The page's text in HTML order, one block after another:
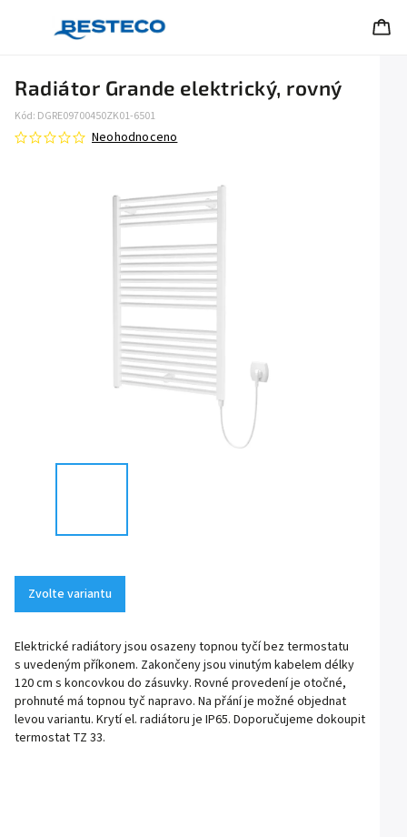
Radiátor Grande elektrický, rovný
Kód: DGRE09700450ZK01-6501
Neohodnoceno
Zvolte variantu
Elektrické radiátory jsou osazeny topnou tyčí bez termostatu
s uvedeným příkonem. Zakončeny jsou vinutým kabelem délky
120 cm s koncovkou do zásuvky. Rovné provedení je otočné,
prohnuté má topnou tyč napravo. Na přání je možné objednat
levou variantu. Krytí el. radiátoru je IP65. Doporučujeme dokoupit
termostat TZ 33.